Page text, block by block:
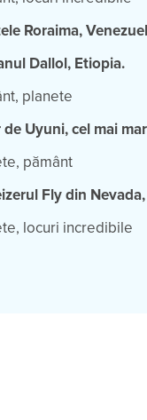
Roraima,
Dallol, Etiopia.
de Uyuni, cel mai
Fly din